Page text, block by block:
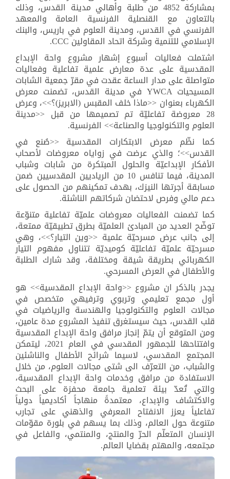
بمشاركة 4852 من طلبة وأهالي مدينة القدس، وذلك
بالتعاون مع القنصلية الفرنسية العامة والمعهد
الفرنسي في القدس، ومدينة العلوم في باريس، والبنك
الإسلامي للتنمية وشركة اتحاد المقاولين CCC.
اشتملت فعاليات أسبوع إشهار مشروع واحة الإبداع
المقدسية على عدة معارض علمية تفاعلية وفعاليات
متواصلة على مدار الساعة عقدت في مقرّ جمعية الشابات
المسيحيات YWCA في مدينة القدس، تضمنت معرض
الكهرباء بعنوان<<ماذا خلف المقبس (الابريز)؟>>، وعرض
28 معروضة تفاعليّة تم تصميمها من قبل <<مدينة
العلوم والتكنولوجيا والصناعة>>الفرنسية.
كما نظّم معرض الابتكارات المقدسية <<صُنع في
القدس>>؛ والذي عرضت في زواياه معروضات لأصحاب
الأفكار الإبداعيّة والحلول المبتكرة من شابات وشباب
المدينة، فيما تنافس 10 من الرياديين المقدسيين ضمن
مسابقة أجرتها النيزك، بهدف تمكينهم من الحصول على
دعم مالي وفرص لاحتضان شركاتهم الناشئة.
كما تضمنت الفعاليات معروضات علميّة تفاعلية متنوّعة
توضّح العديد من المبادئ العلميّة بطرق تطبيقيّة ممتعة،
إلى جانب عرض مسرحيّة علمية <<وين التيار؟>>، وهي
مسرحيّة علميّة تفاعليّة كوميديّة تتناول مفهوم التيار
الكهربائي بطريقة شيقة ومختلفة، وقد شارك الطلبة
والأطفال في العرض المسرحي.
يجدر بالذكر ان مشروع <<واحة الإبداع المقدسية>>هو
أول مجمع تعليمي وتربوي وترفيهي متخصص في
مجالات العلوم والتكنولوجيا والهندسة والرياضيات في
قلب القدس، حيث سيستغرق تنفيذ المشروع مدة عامين،
ومن المتوقع أن يتمّ إنجاز مرافق واحة الإبداع المقدسية
وافتتاحها للجمهور المقدسي في العام 2021، ليتمكن
المجتمع المقدسي، لاسيما شرائح الأطفال والناشئين
والشباب، من التعرّف الى شتى مجالات العلوم، من خلال
الاستفادة من مرافق وخدمات واحة الإبداع المقدسية،
والتي تُعدّ بيئة تعلمية جامعة محفزة على البحث
والاكتشاف والإبداع، معتمدةً منهاجاً أكاديمياً دولياً
تفاعلياً يعزز الانفتاح المعرفي والذهني على تجارب
متنوعة حول العالم، وذلك بما يسهم في بلورة مقوّمات
الإنسان المتعلّم الحرّ والمنتج، والمنتمي، والفاعل في
مجتمعه، والمهتم بقضايا العالم.